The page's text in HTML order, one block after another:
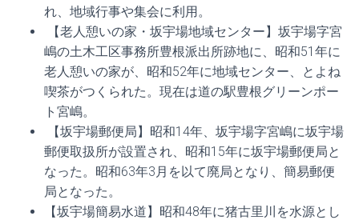
れ、地域行事や集会に利用。
【老人憩いの家・坂宇場地域センター】坂宇場字宮
嶋の土木工区事務所豊根派出所跡地に、昭和51年に
老人憩いの家が、昭和52年に地域センター、とよね
喫茶がつくられた。現在は道の駅豊根グリーンポー
ト宮嶋。
【坂宇場郵便局】昭和14年、坂宇場字宮嶋に坂宇場
郵便取扱所が設置され、昭和15年に坂宇場郵便局と
なった。昭和63年3月を以て廃局となり、簡易郵便
局となった。
【坂宇場簡易水道】昭和48年に猪古里川を水源とし